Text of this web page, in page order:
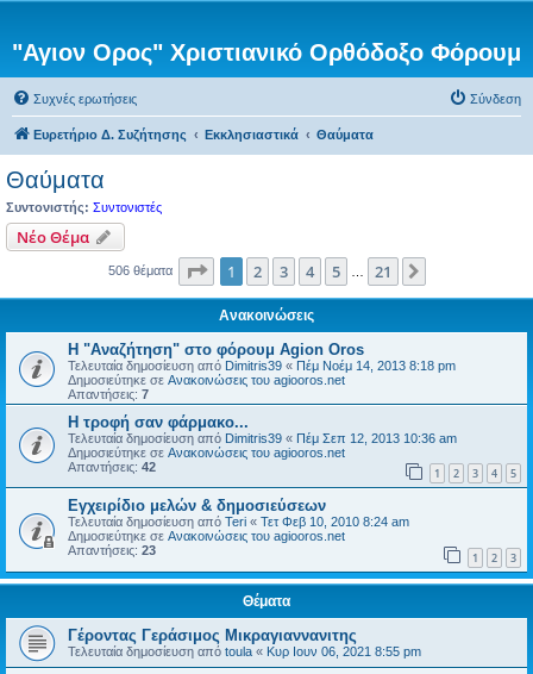
"Αγιον Ορος" Χριστιανικό Ορθόδοξο Φόρουμ
Συχνές ερωτήσεις Σύνδεση
Ευρετήριο Δ. Συζήτησης Εκκλησιαστικά Θαύματα
Θαύματα
Συντονιστής: Συντονιστές
Νέο Θέμα
506 θέματα Σελίδα από21
1 2 3 4 5 21
Ανακοινώσεις
Η "Αναζήτηση" στο φόρουμ Agion Oros
Τελευταία δημοσίευση από Dimitris39 « Πέμ Νοέμ 14, 2013 8:18 pm
Δημοσιεύτηκε σε Ανακοινώσεις του agiooros.net
Απαντήσεις: 7
H τροφή σαν φάρμακο...
Τελευταία δημοσίευση από Dimitris39 « Πέμ Σεπ 12, 2013 10:36 am
Δημοσιεύτηκε σε Ανακοινώσεις του agiooros.net
Απαντήσεις: 42 1 2 3 4 5
Εγχειρίδιο μελών & δημοσιεύσεων
Τελευταία δημοσίευση από Teri « Τετ Φεβ 10, 2010 8:24 am
Δημοσιεύτηκε σε Ανακοινώσεις του agiooros.net
Απαντήσεις: 23 1 2 3
Θέματα
Γέροντας Γεράσιμος Μικραγιαννανιτης
Τελευταία δημοσίευση από toula « Κυρ Ιουν 06, 2021 8:55 pm